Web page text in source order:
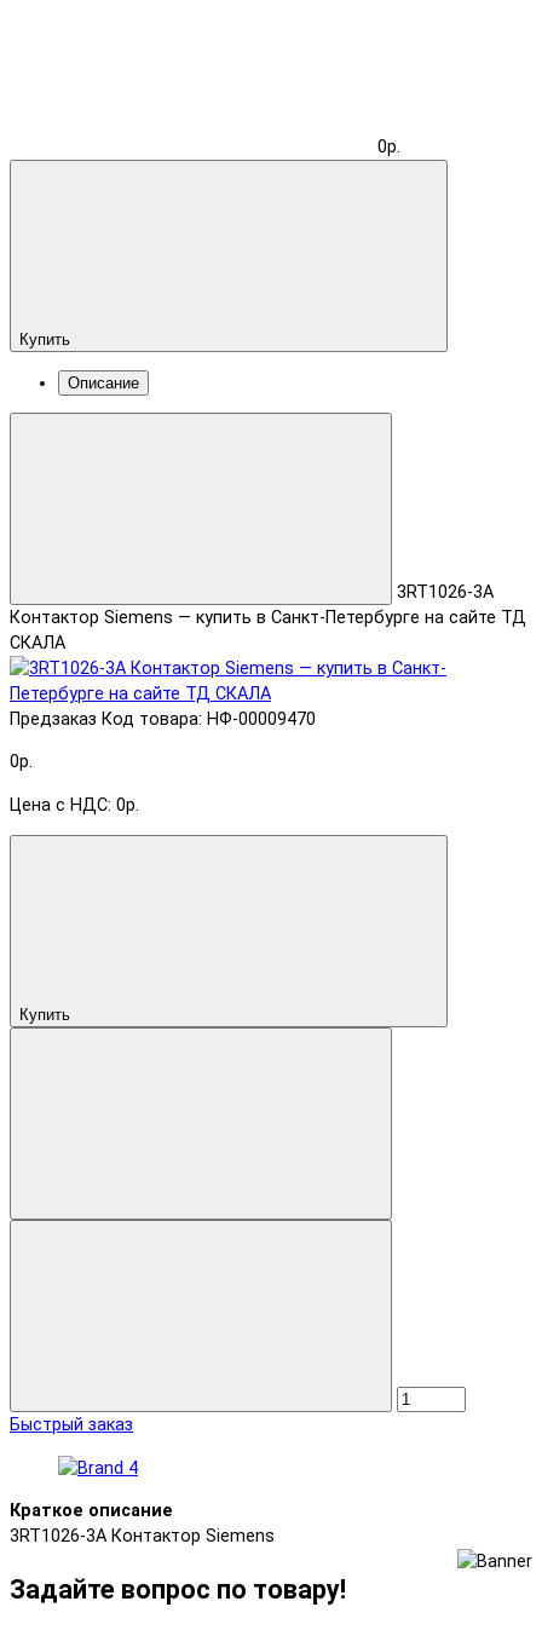
0р.
Купить
Описание
3RT1026-3A
Контактор Siemens — купить в Санкт-Петербурге на сайте ТД
СКАЛА
Предзаказ Код товара: НФ-00009470
0р.
Цена с НДС: 0р.
Купить
Быстрый заказ
Краткое описание
3RT1026-3A Контактор Siemens
Задайте вопрос по товару!